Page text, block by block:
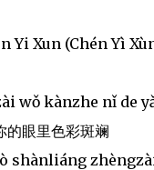
Yi Xun (Chén Yì
wǒ kànzhe nǐ de
的眼里色彩斑斓
shànliáng